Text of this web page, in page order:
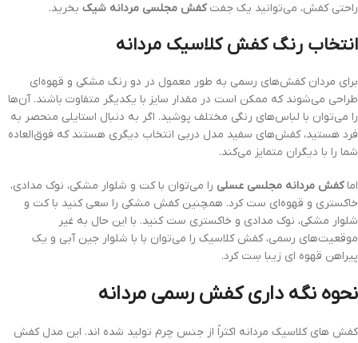
راحتی کفش، می‌توانید یک جفتکفش مجلسی مردانه شیک بخرید.
انتخاب رنگ کفش کلاسیک مردانه
برای مردان کفش‌های رسمی به طور معمول در دو رنگ مشکی و قهوه‌ای
طراحی می‌شوند که ممکن است در مقدار سایز با یکدیگر متفاوت باشند. آن‌ها
را می‌توان با لباس‌های رنگی مختلف پوشید. اگر به دنبال استایلی منحصر به
فرد هستید، کفش‌های سفید مدل دربی انتخاب دیگری هستند که فوق‌العاده
شما را با دیگران متمایز می‌کند.
اماکفش مردانه مجلسی عسلی را می‌توان با کت و شلوار مشکی، نوک مدادی،
خاکستری و قهوه‌ای ست کرد. همچنین کفش مشکی را سعی کنید با کت و
شلوار مشکی، نوک مدادی و خاکستری ست کنید. با این حال به غیر
موقعیت‌های رسمی، کفش کلاسیک را می‌توان با با شلوار جین آبی و یک
پیراهن قهوه ای زیبا سِت کرد.
نحوه نگه داری کفش رسمی مردانه
کفش های کلاسیک مردانه اکثراً از جنس چرم تولید شده اند. این مدل کفش